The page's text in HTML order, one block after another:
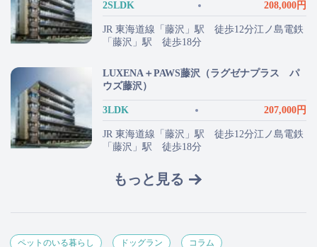
2SLDK 208,000円
JR 東海道線「藤沢」駅 徒歩12分江ノ島電鉄
「藤沢」駅 徒歩18分
LUXENA＋PAWS藤沢（ラグゼナプラス パ
ウズ藤沢）
3LDK 207,000円
JR 東海道線「藤沢」駅 徒歩12分江ノ島電鉄
「藤沢」駅 徒歩18分
もっと見る
ペットのいる暮らし ドッグラン コラム